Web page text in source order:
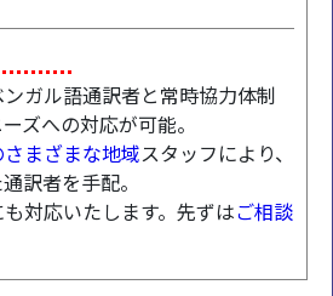
ガル語通訳者と常時協力体制
ズへの対応が可能。
まざまな地域スタッフにより、
訳者を手配。
対応いたします。先ずはご相談